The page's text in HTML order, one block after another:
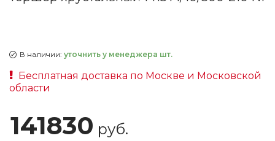
В наличии: уточнить у менеджера шт.
Бесплатная доставка по Москве и Московской
области
141830 руб.